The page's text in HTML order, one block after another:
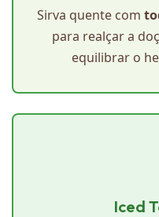
Sirva quente com
para realçar a
equilibrar o
Iced